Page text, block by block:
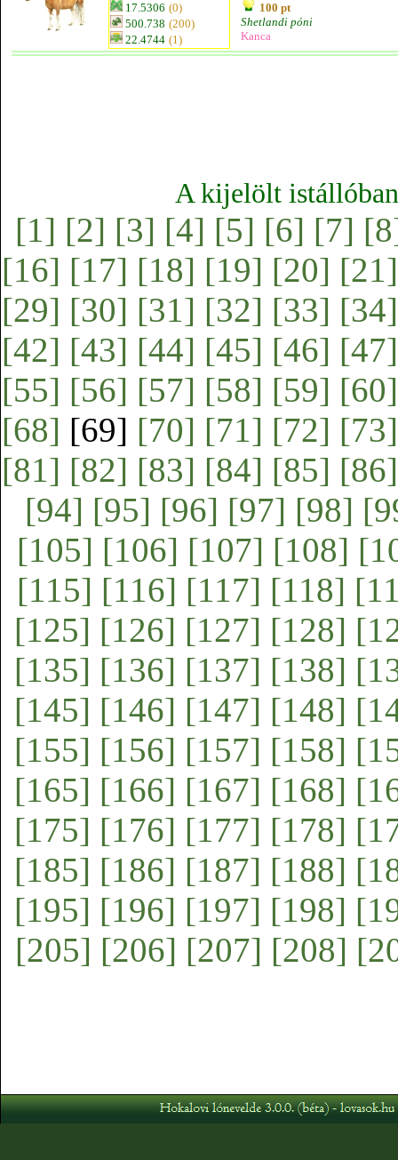
17.5306 (0)
500.738 (200)
22.4744 (1)
100 pt
Shetlandi póni
Kanca
A kijelölt
[1] [2] [3] [4] [5] [6] [7]
[16] [17] [18] [19] [20] [21]
[29] [30] [31] [32] [33] [34]
[42] [43] [44] [45] [46] [47]
[55] [56] [57] [58] [59] [60]
[68] [69] [70] [71] [72] [73]
[81] [82] [83] [84] [85] [86]
[94] [95] [96] [97] [98]
[105] [106] [107] [108]
[115] [116] [117] [118]
[125] [126] [127] [128]
[135] [136] [137] [138]
[145] [146] [147] [148]
[155] [156] [157] [158]
[165] [166] [167] [168]
[175] [176] [177] [178]
[185] [186] [187] [188]
[195] [196] [197] [198]
[205] [206] [207] [208]